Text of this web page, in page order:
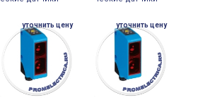
уточнить цену уточнить цену